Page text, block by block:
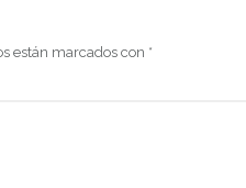
están marcados con *